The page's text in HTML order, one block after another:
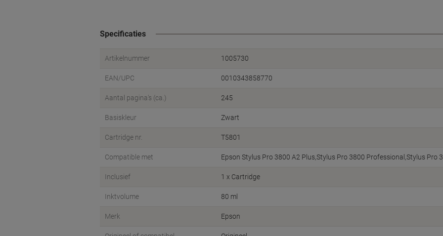
Specificaties
Artikelnummer 1005730
EAN/UPC 0010343858770
Aantal pagina's (ca.) 245
Basiskleur Zwart
Cartridge nr. T5801
Compatible met Epson Stylus Pro 3800 A2 Plus,Stylus Pro 3800 Professional,Stylus Pro
Inclusief 1 x Cartridge
Inktvolume 80 ml
Merk Epson